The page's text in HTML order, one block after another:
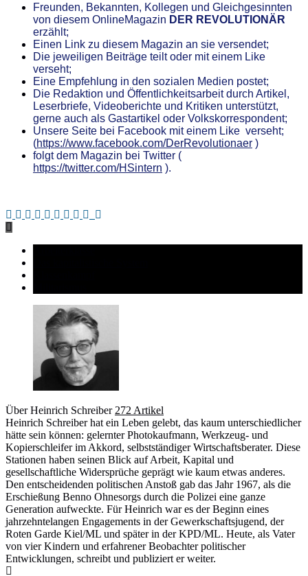
Freunden, Bekannten, Kollegen und Gleichgesinnten
von diesem OnlineMagazin DER REVOLUTIONÄR
erzählt;
Einen Link zu diesem Magazin an sie versendet;
Die jeweiligen Beiträge teilt oder mit einem Like
verseht;
Eine Empfehlung in den sozialen Medien postet;
Die Redaktion und Öffentlichkeitsarbeit durch Artikel,
Leserbriefe, Videoberichte und Kritiken unterstützt,
gerne auch als Gastartikel oder Volkskorrespondent;
Unsere Seite bei Facebook mit einem Like verseht;
(https://www.facebook.com/DerRevolutionaer )
folgt dem Magazin bei Twitter (
https://twitter.com/HSintern ).
Über Heinrich Schreiber 272 Artikel
Heinrich Schreiber hat ein Leben gelebt, das kaum unterschiedlicher
hätte sein können: gelernter Photokaufmann, Werkzeug- und
Kopierschleifer im Akkord, selbstständiger Wirtschaftsberater. Diese
Stationen haben seinen Blick auf Arbeit, Kapital und
gesellschaftliche Widersprüche geprägt wie kaum etwas anderes.
Den entscheidenden politischen Anstoß gab das Jahr 1967, als die
Erschießung Benno Ohnesorgs durch die Polizei eine ganze
Generation aufweckte. Für Heinrich war es der Beginn eines
jahrzehntelangen Engagements in der Gewerkschaftsjugend, der
Roten Garde Kiel/ML und später in der KPD/ML. Heute, als Vater
von vier Kindern und erfahrener Beobachter politischer
Entwicklungen, schreibt und publiziert er weiter.